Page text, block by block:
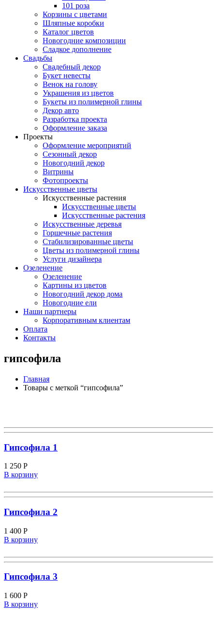
101 роза
Корзины с цветами
Шляпные коробки
Каталог цветов
Новогодние композиции
Сладкое дополнение
Свадьбы
Свадебный декор
Букет невесты
Венок на голову
Украшения из цветов
Букеты из полимерной глины
Декор авто
Разработка проекта
Оформление заказа
Проекты
Оформление мероприятий
Сезонный декор
Новогодний декор
Витрины
Фотопроекты
Искусственные цветы
Искусственные растения
Искусственные цветы
Искусственные растения
Искусственные деревья
Горшечные растения
Стабилизированные цветы
Цветы из полимерной глины
Услуги дизайнера
Озеленение
Озеленение
Картины из цветов
Новогодний декор дома
Новогодние ели
Наши партнеры
Корпоративным клиентам
Оплата
Контакты
гипсофила
Главная
Товары с меткой “гипсофила”
Гипсофила 1
1 250 Р
В корзину
Гипсофила 2
1 400 Р
В корзину
Гипсофила 3
1 600 Р
В корзину